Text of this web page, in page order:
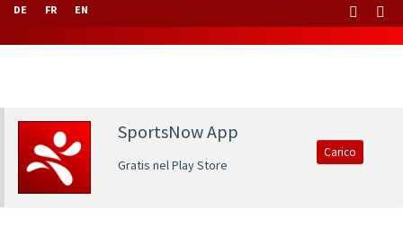
DE FR EN
SportsNow App
Gratis nel Play Store
Carico